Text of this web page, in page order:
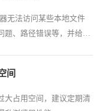
无法访问某些本地文件
题、路径错误等，并给出
间
大占用空间，建议定期清